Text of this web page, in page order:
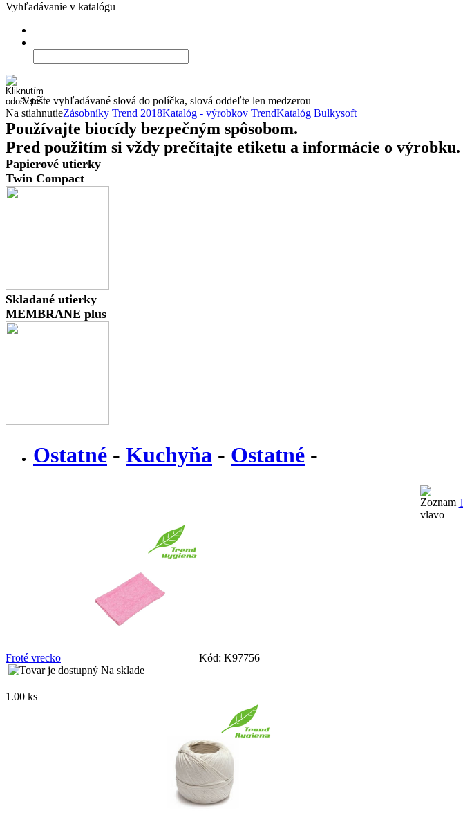
Vyhľadávanie v katalógu
Vpíšte vyhľadávané slová do políčka, slová oddeľte len medzerou
Na stiahnutieZásobníky Trend 2018Katalóg - výrobkov TrendKatalóg Bulkysoft
Používajte biocídy bezpečným spôsobom.
Pred použitím si vždy prečítajte etiketu a informácie o výrobku.
Papierové utierky
Twin Compact
Skladané utierky
MEMBRANE plus
Ostatné - Kuchyňa - Ostatné -
1
Froté vrecko
Kód: K97756
Na sklade
1.00 ks